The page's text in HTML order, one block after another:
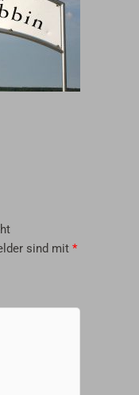
sind mit *